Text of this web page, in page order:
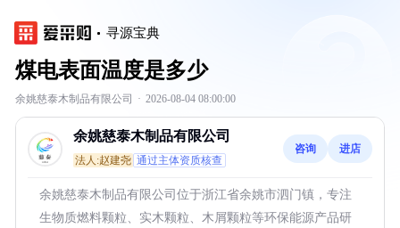
寻源宝典
煤电表面温度是多少
余姚慈泰木制品有限公司 · 2026-08-04 08:00:00
余姚慈泰木制品有限公司
法人:赵建尧 通过主体资质核查
咨询 进店
余姚慈泰木制品有限公司位于浙江省余姚市泗门镇，专注
生物质燃料颗粒、实木颗粒、木屑颗粒等环保能源产品研